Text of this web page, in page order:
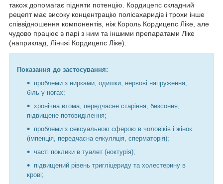
також допомагає підняти потенцію. Кордицепс складний
рецепт має високу концентрацію полісахаридів і трохи інше
співвідношення компонентів, ніж Король Кордицепс Ліке, але
чудово працює в парі з ним та іншими препаратами Ліке
(наприклад, Лінчжі Кордицепс Ліке).
Показання до застосування:
проблеми з нирками, одишки, нервові напруження,
біль у ногах;
хронічна втома, передчасне старіння, безсоння,
підвищене потовиділення;
проблеми з сексуальною сферою в чоловіків і жінок
(імпенція, передчасна еякуляція, сперматорія);
часті поклики в туалет (ноктурія);
підвищений рівень тригліцериду та холестерину в
крові;